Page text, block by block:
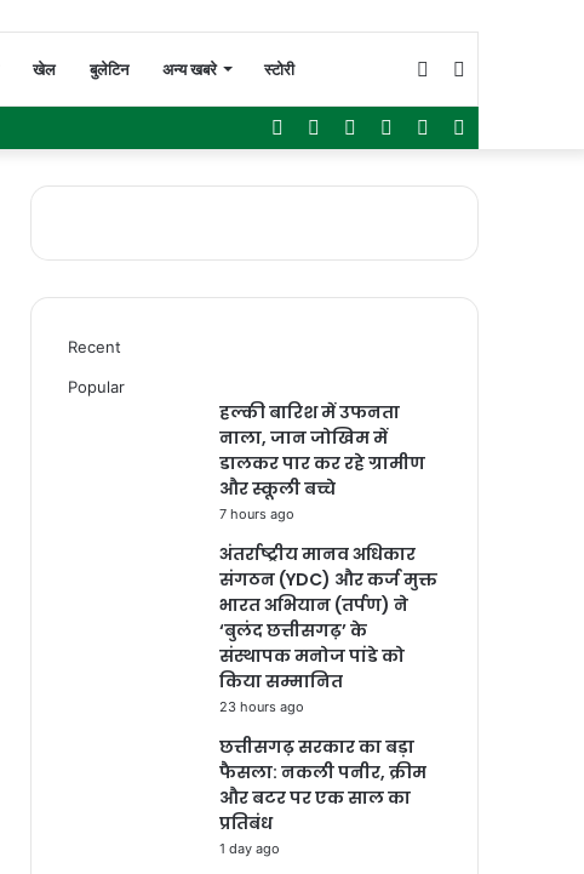
खेल बुलेटिन अन्य खबरे स्टोरी Switch
skin
WhatsApp
Instagram
YouTube
Twitter
Facebook
Recent
Popular
हल्की बारिश में उफनता
नाला, जान जोखिम में
डालकर पार कर रहे ग्रामीण
और स्कूली बच्चे
7 hours ago
अंतर्राष्ट्रीय मानव अधिकार
संगठन (YDC) और कर्ज मुक्त
भारत अभियान (तर्पण) ने
‘बुलंद छत्तीसगढ़’ के
संस्थापक मनोज पांडे को
किया सम्मानित
23 hours ago
छत्तीसगढ़ सरकार का बड़ा
फैसला: नकली पनीर, क्रीम
और बटर पर एक साल का
प्रतिबंध
1 day ago